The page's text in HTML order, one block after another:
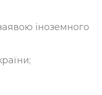
іноземного